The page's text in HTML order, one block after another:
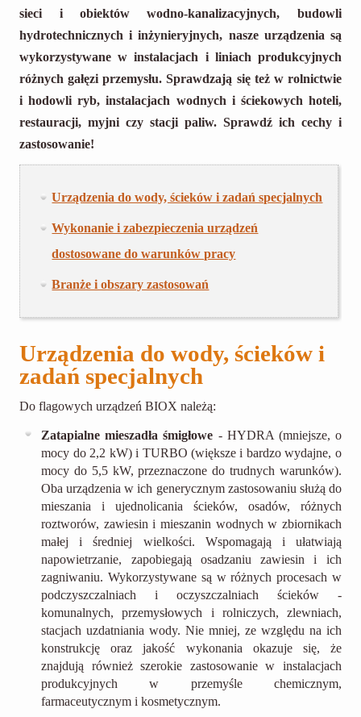
sieci i obiektów wodno-kanalizacyjnych, budowli
hydrotechnicznych i inżynieryjnych, nasze urządzenia są
wykorzystywane w instalacjach i liniach produkcyjnych
różnych gałęzi przemysłu. Sprawdzają się też w rolnictwie
i hodowli ryb, instalacjach wodnych i ściekowych hoteli,
restauracji, myjni czy stacji paliw. Sprawdź ich cechy i
zastosowanie!
Urządzenia do wody, ścieków i zadań specjalnych
Wykonanie i zabezpieczenia urządzeń
dostosowane do warunków pracy
Branże i obszary zastosowań
Urządzenia do wody, ścieków i
zadań specjalnych
Do flagowych urządzeń BIOX należą:
Zatapialne mieszadła śmigłowe - HYDRA (mniejsze, o
mocy do 2,2 kW) i TURBO (większe i bardzo wydajne, o
mocy do 5,5 kW, przeznaczone do trudnych warunków).
Oba urządzenia w ich generycznym zastosowaniu służą do
mieszania i ujednolicania ścieków, osadów, różnych
roztworów, zawiesin i mieszanin wodnych w zbiornikach
małej i średniej wielkości. Wspomagają i ułatwiają
napowietrzanie, zapobiegają osadzaniu zawiesin i ich
zagniwaniu. Wykorzystywane są w różnych procesach w
podczyszczalniach i oczyszczalniach ścieków -
komunalnych, przemysłowych i rolniczych, zlewniach,
stacjach uzdatniania wody. Nie mniej, ze względu na ich
konstrukcję oraz jakość wykonania okazuje się, że
znajdują również szerokie zastosowanie w instalacjach
produkcyjnych w przemyśle chemicznym,
farmaceutycznym i kosmetycznym.